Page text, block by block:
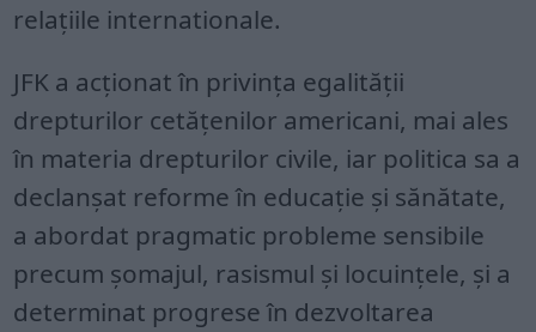
relaţiile internationale.
JFK a acţionat în privinţa egalităţii
drepturilor cetăţenilor americani, mai ales
în materia drepturilor civile, iar politica sa a
declanşat reforme în educaţie şi sănătate,
a abordat pragmatic probleme sensibile
precum şomajul, rasismul şi locuinţele, şi a
determinat progrese în dezvoltarea